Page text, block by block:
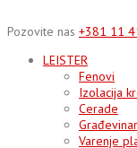
to
Pozovite nas +381 11
LEISTER
Fenovi
Izolacija
Cerade
Varenje